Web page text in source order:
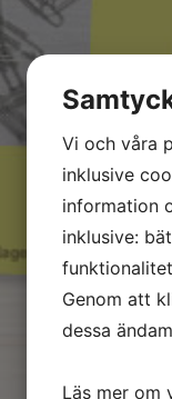
Vi och våra
inklusive
information
inklusive:
Genom att
dessa
Läs mer om